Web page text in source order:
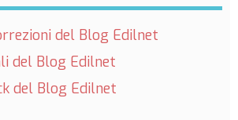
del Blog Edilnet
del Blog Edilnet
del Blog Edilnet